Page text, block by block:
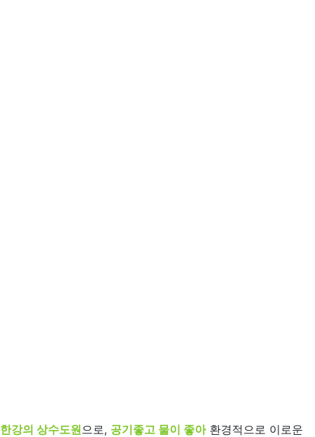
한강의 상수도원으로, 공기좋고 물이 좋아환경적으로 이로운